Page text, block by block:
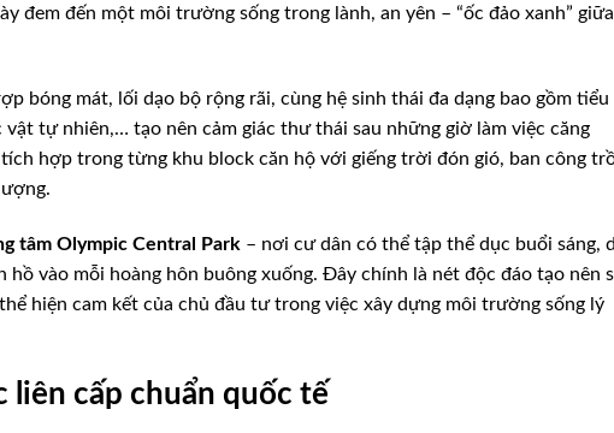
đem đến một môi trường sống trong lành, an yên – “ốc đảo xanh” giữa
bóng mát, lối dạo bộ rộng rãi, cùng hệ sinh thái đa dạng bao gồm tiểu
tự nhiên,… tạo nên cảm giác thư thái sau những giờ làm việc căng
hợp trong từng khu block căn hộ với giếng trời đón gió, ban công
tâm Olympic Central Park – nơi cư dân có thể tập thể dục buổi sáng,
vào mỗi hoàng hôn buông xuống. Đây chính là nét độc đáo tạo nên
hiện cam kết của chủ đầu tư trong việc xây dựng môi trường sống lý
cấp chuẩn quốc tế